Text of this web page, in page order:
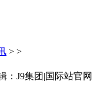
> >
：J9集团|国际站官网